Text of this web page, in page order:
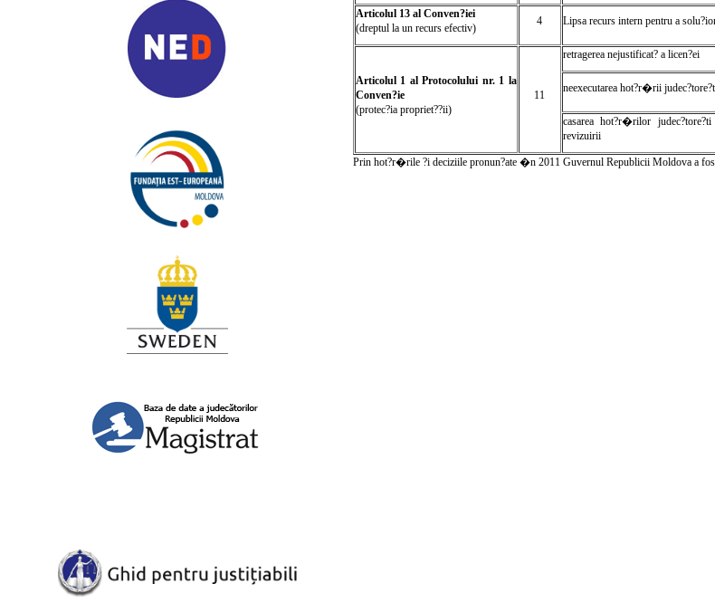
Articolul 13 al Conven?iei
(dreptul la un recurs efectiv)
4 Lipsa recurs intern pentru a
Articolul 1 al Protocolului nr. 1 la
Conven?ie
(protec?ia propriet??ii)
11
retragerea nejustificat? a licen?ei
neexecutarea hot?r�rii
casarea hot?r�rilor
revizuirii
Prin hot?r�rile ?i deciziile pronun?ate �n 2011 Guvernul Republicii Moldova a